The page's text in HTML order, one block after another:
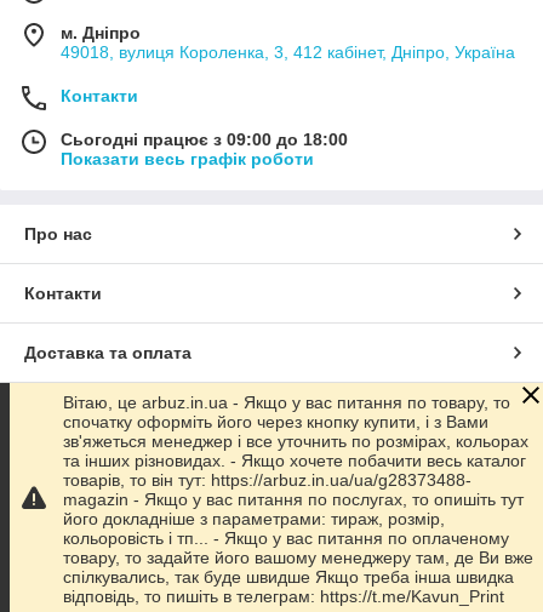
м. Дніпро
49018, вулиця Короленка, 3, 412 кабінет, Дніпро, Україна
Контакти
Сьогодні працює з 09:00 до 18:00
Показати весь графік роботи
Про нас
Контакти
Доставка та оплата
Графік роботи
Повна версія сайту
Сайт створено на маркетплейсіProm.ua
Політика конфіденційності
Вітаю, це arbuz.in.ua - Якщо у вас питання по товару, то
спочатку оформіть його через кнопку купити, і з Вами
зв'яжеться менеджер і все уточнить по розмірах, кольорах
та інших різновидах. - Якщо хочете побачити весь каталог
товарів, то він тут: https://arbuz.in.ua/ua/g28373488-
magazin - Якщо у вас питання по послугах, то опишіть тут
його докладніше з параметрами: тираж, розмір,
кольоровість і тп... - Якщо у вас питання по оплаченому
товару, то задайте його вашому менеджеру там, де Ви вже
спілкувались, так буде швидше Якщо треба інша швидка
відповідь, то пишіть в телеграм: https://t.me/Kavun_Print